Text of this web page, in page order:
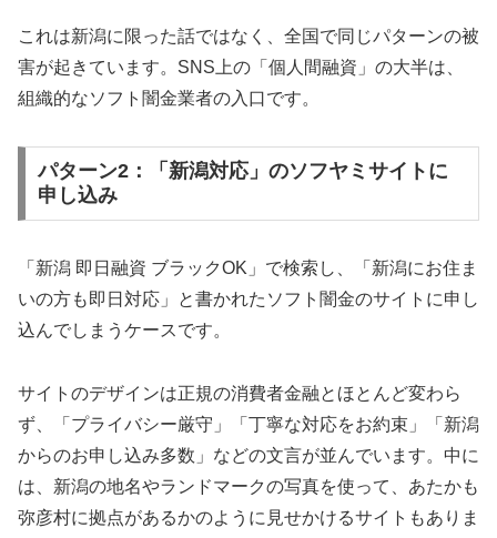
これは新潟に限った話ではなく、全国で同じパターンの被
害が起きています。SNS上の「個人間融資」の大半は、
組織的なソフト闇金業者の入口です。
パターン2：「新潟対応」のソフヤミサイトに
申し込み
「新潟 即日融資 ブラックOK」で検索し、「新潟にお住ま
いの方も即日対応」と書かれたソフト闇金のサイトに申し
込んでしまうケースです。
サイトのデザインは正規の消費者金融とほとんど変わら
ず、「プライバシー厳守」「丁寧な対応をお約束」「新潟
からのお申し込み多数」などの文言が並んでいます。中に
は、新潟の地名やランドマークの写真を使って、あたかも
弥彦村に拠点があるかのように見せかけるサイトもありま